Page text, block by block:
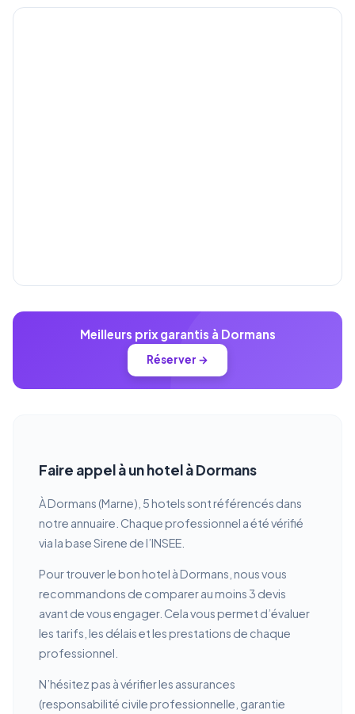
Meilleurs prix garantis à Dormans
Réserver →
Faire appel à un hotel à Dormans
À Dormans (Marne), 5 hotels sont référencés dans
notre annuaire. Chaque professionnel a été vérifié
via la base Sirene de l’INSEE.
Pour trouver le bon hotel à Dormans, nous vous
recommandons de comparer au moins 3 devis
avant de vous engager. Cela vous permet d’évaluer
les tarifs, les délais et les prestations de chaque
professionnel.
N’hésitez pas à vérifier les assurances
(responsabilité civile professionnelle, garantie